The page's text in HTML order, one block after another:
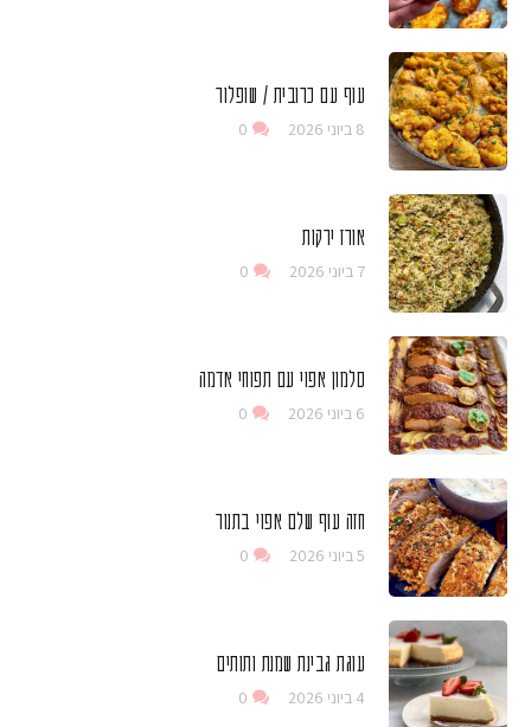
עוף עם כרובית / שופלור
8 ביוני 2026 0
אורז ירקות
7 ביוני 2026 0
סלמון אפוי עם תפוחי אדמה
6 ביוני 2026 0
חזה עוף שלם אפוי בתנור
5 ביוני 2026 0
עוגת גבינת שמנת ותותים
4 ביוני 2026 0